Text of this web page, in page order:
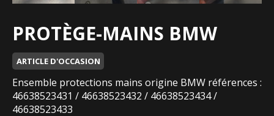
PROTÈGE-MAINS BMW
ARTICLE D'OCCASION
Ensemble protections mains origine BMW références :
46638523431 / 46638523432 / 46638523434 /
46638523433